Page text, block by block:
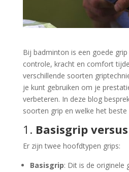
Bij badminton is een goede
controle, kracht en comfort
verschillende soorten
je kunt gebruiken om je
verbeteren. In deze blog
soorten grip en welke het
1. Basisgrip
Er zijn twee hoofdtypen grips:
Basisgrip: Dit is de originele